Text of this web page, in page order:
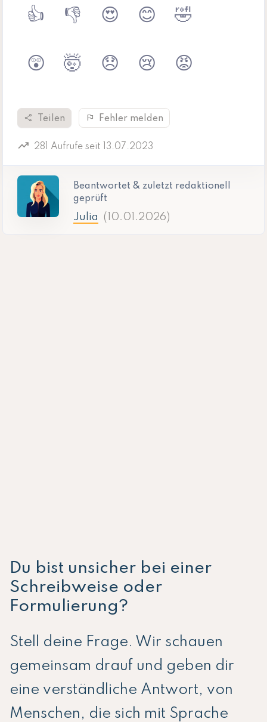
👍 👎 😍 😊 🤣
😲 🤯 😞 😢 😡
share Teilen flag Fehler melden
trending_up 281 Aufrufe seit 13.07.2023
Beantwortet & zuletzt redaktionell
geprüft
Julia (10.01.2026)
Du bist unsicher bei einer
Schreibweise oder
Formulierung?
Stell deine Frage. Wir schauen
gemeinsam drauf und geben dir
eine verständliche Antwort, von
Menschen, die sich mit Sprache